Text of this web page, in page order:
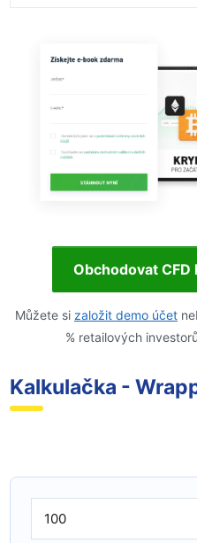
Obchodovat
Můžete si založit demo účet
% retailových
Kalkulačka -